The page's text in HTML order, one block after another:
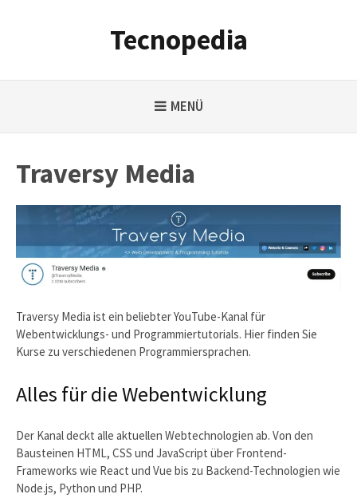
Tecnopedia
MENÜ
Traversy Media
Traversy Media ist ein beliebter YouTube-Kanal für
Webentwicklungs- und Programmiertutorials. Hier finden Sie
Kurse zu verschiedenen Programmiersprachen.
Alles für die Webentwicklung
Der Kanal deckt alle aktuellen Webtechnologien ab. Von den
Bausteinen HTML, CSS und JavaScript über Frontend-
Frameworks wie React und Vue bis zu Backend-Technologien wie
Node.js, Python und PHP.